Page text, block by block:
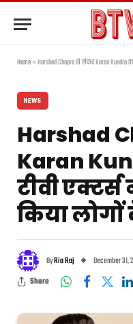
Home»Harshad Chopra से लेकर Karan Kundra
NEWS
Harshad
Karan
टीवी
किया लोगों
ByRia Raj December 31,
Share